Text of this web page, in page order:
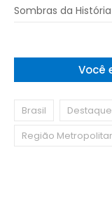
Sombras da História
Você
Brasil Destaque
Região